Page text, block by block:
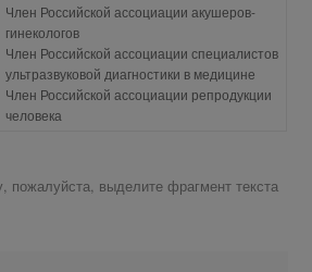
Член Российской ассоциации акушеров-
гинекологов
Член Российской ассоциации специалистов
ультразвуковой диагностики в медицине
Член Российской ассоциации репродукции
человека
выделите фрагмент текста